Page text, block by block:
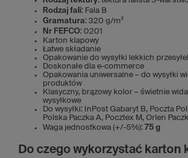
Rodzaj fali: Fala B
Gramatura: 320 g/m²
Nr FEFCO: 0201
Karton klapowy
Łatwe składanie
Opakowanie do wysyłki lekkich
Doskonałe dla e-commerce
Opakowania uniwersalne – do wysyłki
produktów
Klasyczny, brązowy kolor – świetnie
wysyłkowe
Do wysyłki: InPost Gabaryt B, Poczta
Polska Paczka A, Pocztex M, Orlen
Waga jednostkowa (+/-5%): 75 g
Do czego wykorzystać karton